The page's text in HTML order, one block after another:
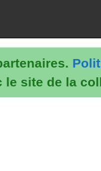
le site de la